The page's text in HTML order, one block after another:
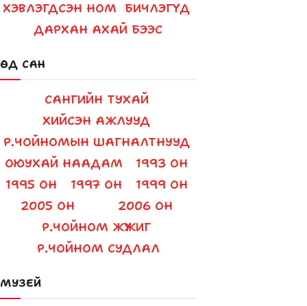
decrease
volume.
ХЭВЛЭГДСЭН НОМ БИЧЛЭГҮҮД
ДАРХАН АХАЙ БЭЭС
ӨД САН
САНГИЙН ТУХАЙ
ХИЙСЭН АЖЛУУД
Р.ЧОЙНОМЫН ШАГНАЛТНУУД
ОЮУХАЙ НААДАМ
1993 ОН
1995 ОН
1997 ОН
1999 ОН
2005 ОН
2006 ОН
Р.ЧОЙНОМ ЖҮЖИГ
Р.ЧОЙНОМ СУДЛАЛ
МУЗЕЙ